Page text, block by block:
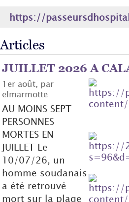
https://
Articles
JUILLET 2026 A
1er août, par
elmarmotte
AU MOINS SEPT
PERSONNES
MORTES EN
JUILLET Le
10/07/26, un
homme soudanais
a été retrouvé
mort sur la plage